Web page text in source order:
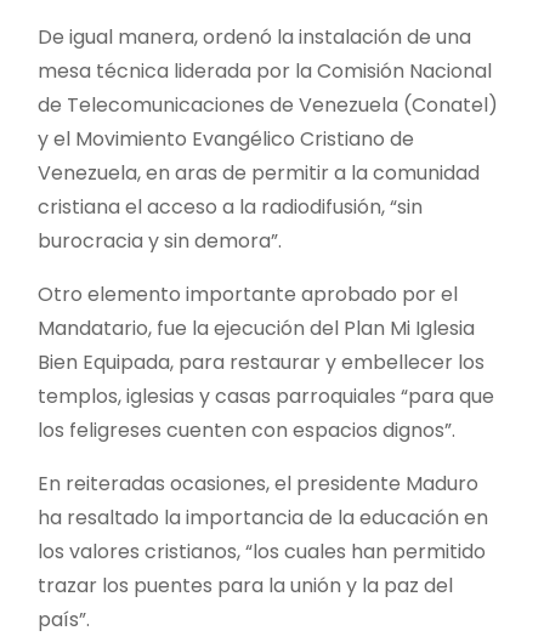
De igual manera, ordenó la instalación de una
mesa técnica liderada por la Comisión Nacional
de Telecomunicaciones de Venezuela (Conatel)
y el Movimiento Evangélico Cristiano de
Venezuela, en aras de permitir a la comunidad
cristiana el acceso a la radiodifusión, “sin
burocracia y sin demora”.
Otro elemento importante aprobado por el
Mandatario, fue la ejecución del Plan Mi Iglesia
Bien Equipada, para restaurar y embellecer los
templos, iglesias y casas parroquiales “para que
los feligreses cuenten con espacios dignos”.
En reiteradas ocasiones, el presidente Maduro
ha resaltado la importancia de la educación en
los valores cristianos, “los cuales han permitido
trazar los puentes para la unión y la paz del
país”.